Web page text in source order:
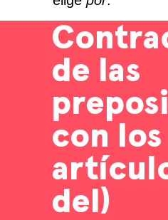
de las
con los
del)